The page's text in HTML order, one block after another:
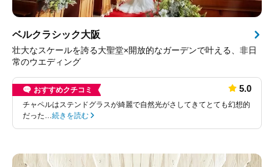
ベルクラシック大阪
壮大なスケールを誇る大聖堂×開放的なガーデンで叶える、非日
常のウエディング
おすすめクチコミ 5.0
チャペルはステンドグラスが綺麗で自然光がさしてきてとても幻想的
だった… 続きを読む